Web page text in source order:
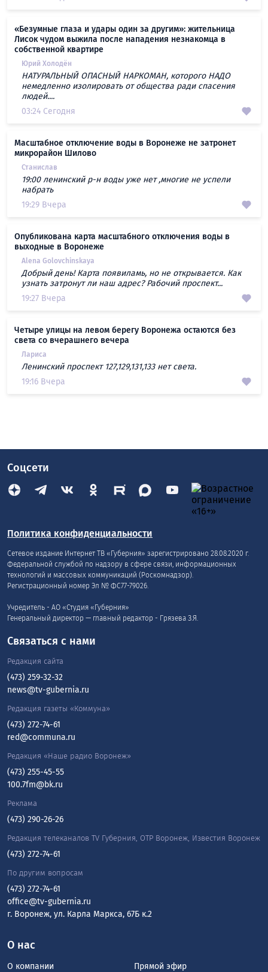
«Безумные глаза и удары один за другим»: жительница
Лисок чудом выжила после нападения незнакомца в
собственной квартире
Юрий Холодён
НАТУРАЛЬНЫЙ ОПАСНЫЙ НАРКОМАН, которого НАДО
немедленно изолировать от общества ради спасения
людей....
03:24 Сегодня
Масштабное отключение воды в Воронеже не затронет
микрорайон Шилово
Станислав
19:00 ленинский р-н воды уже нет ,многие не успели
набрать
19:29 Вчера
Опубликована карта масштабного отключения воды в
выходные в Воронеже
Alena Golovchinskaya
Добрый день! Карта появиламь, но не открывается. Как
узнать затронут ли наш адрес? Рабочий проспект...
19:27 Вчера
Четыре улицы на левом берегу Воронежа остаются без
света со вчерашнего вечера
Лариса
Ленинский проспект 127,129,131,133 нет света.
19:16 Вчера
Соцсети
Политика конфиденциальности
Сетевое издание Интернет ТВ «Губерния» зарегистрировано 28.08.2020 г.
Федеральной службой по надзору в сфере связи, информационных
технологий и массовых коммуникаций (Роскомнадзор).
Регистрационный номер Эл № ФС77-79026.
Учредитель - АО «Студия «Губерния»
Генеральный директор — главный редактор - Грязева З.Я.
О нас
О компании Прямой эфир
Связаться с нами
Редакция сайта
(473) 259-32-32
news@tv-gubernia.ru
Редакция газеты «Коммуна»
(473) 272-74-61
red@communa.ru
Редакция «Наше радио Воронеж»
(473) 255-45-55
100.7fm@bk.ru
Реклама
(473) 290-26-26
Редакция телеканалов TV Губерния, ОТР Воронеж, Известия Воронеж
(473) 272-74-61
По другим вопросам
(473) 272-74-61
office@tv-gubernia.ru
г. Воронеж, ул. Карла Маркса, 67Б к.2